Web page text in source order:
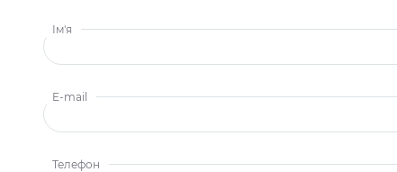
Ім'я
E-mail
Телефон